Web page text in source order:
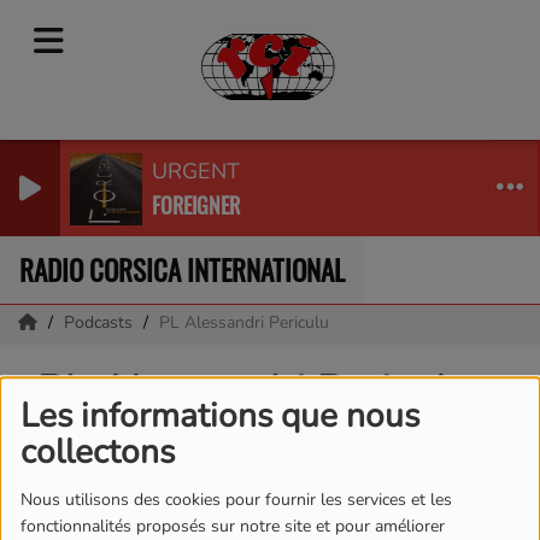
Les informations que nous
collectons
Nous utilisons des cookies pour fournir les services et les
fonctionnalités proposés sur notre site et pour améliorer
URGENT
FOREIGNER
RADIO CORSICA INTERNATIONAL
Podcasts PL Alessandri Periculu
PL Alessandri Periculu